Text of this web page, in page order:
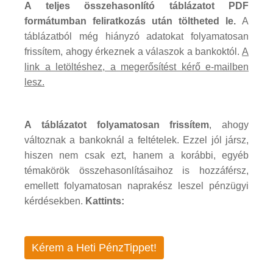
A teljes összehasonlító táblázatot PDF
formátumban feliratkozás után töltheted le. A
táblázatból még hiányzó adatokat folyamatosan
frissítem, ahogy érkeznek a válaszok a bankoktól. A
link a letöltéshez, a megerősítést kérő e-mailben
lesz.
A táblázatot folyamatosan frissítem, ahogy
változnak a bankoknál a feltételek. Ezzel jól jársz,
hiszen nem csak ezt, hanem a korábbi, egyéb
témakörök összehasonlításaihoz is hozzáférsz,
emellett folyamatosan naprakész leszel pénzügyi
kérdésekben. Kattints:
Kérem a Heti PénzTippet!